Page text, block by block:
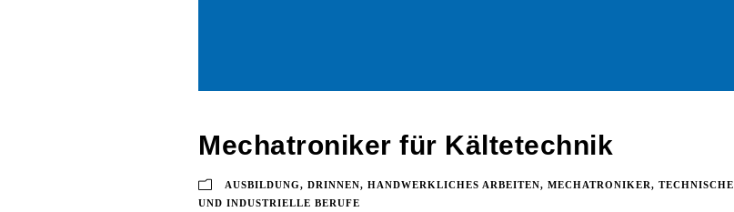
Mechatroniker für Kältetechnik
AUSBILDUNG, DRINNEN, HANDWERKLICHES ARBEITEN, MECHATRONIKER, TECHNISCHE
UND INDUSTRIELLE BERUFE